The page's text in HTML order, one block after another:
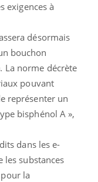
exigences à
désormais
bouchon
La norme décrète
pouvant
représenter un
bisphénol A »,
dans les e-
les substances
la